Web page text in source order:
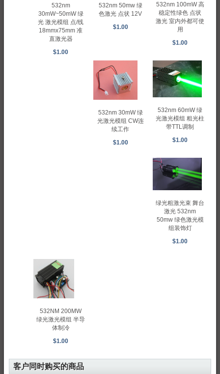
532nm
30mW~50mW 绿
光 激光模组 点/线
18mmx75mm 准
直激光器
$1.00
532nm 50mw 绿
色激光 点状 12V
$1.00
532nm 100mW 高
稳定性绿色 点状
激光 室内外都可使
用
$1.00
532nm 30mW 绿
光激光模组 CW连
续工作
$1.00
532nm 60mW 绿
光激光模组 粗光柱
带TTL调制
$1.00
绿光粗激光束 舞台
激光 532nm
50mw 绿色激光模
组装饰灯
$1.00
532NM 200MW
绿光激光模组 半导
体制冷
$1.00
客户同时购买的商品